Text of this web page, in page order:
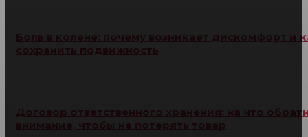
Боль в колене: почему возникает дискомфорт и
сохранить подвижность
Договор ответственного хранения: на что